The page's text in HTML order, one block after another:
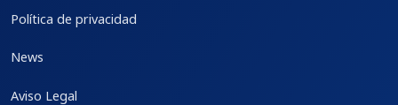
Política de privacidad
News
Aviso Legal